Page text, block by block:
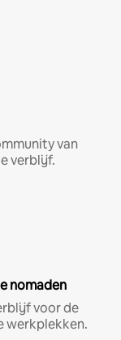
van
verblijf.
nomaden
voor de
werkplekken.